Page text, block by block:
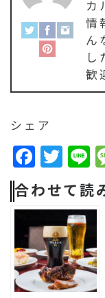
カ
情
ん
し
歓
シェア
F
a
c
e
b
o
o
T
w
it
t
e
r
n
e
合わせて読